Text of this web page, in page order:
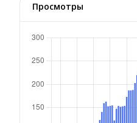
Просмотры